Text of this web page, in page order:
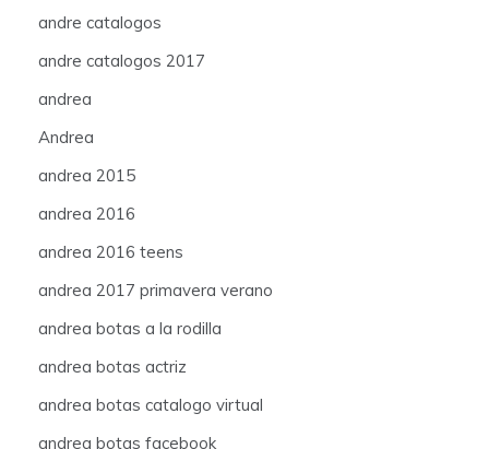
andre catalogos
andre catalogos 2017
andrea
Andrea
andrea 2015
andrea 2016
andrea 2016 teens
andrea 2017 primavera verano
andrea botas a la rodilla
andrea botas actriz
andrea botas catalogo virtual
andrea botas facebook